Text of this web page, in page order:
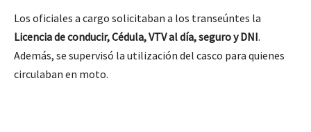
Los oficiales a cargo solicitaban a los transeúntes la
Licencia de conducir, Cédula, VTV al día, seguro y DNI.
Además, se supervisó la utilización del casco para quienes
circulaban en moto.